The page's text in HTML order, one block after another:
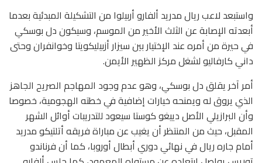
واستبعد لاعب ريال مدريد ألفارو أربيلوا من التشكيلة المبدئية بعدما
أبعدته الإصابة عن الثلث الأخير من الموسم، وسيكون دل بوسكي
في حيرة من أمره عند الإختيار بين سيزار أزبيليكويتا وخوانفران وحتى
داني كارفاليو لشغل مركز الظهير الأيمن.
أمر آخر يقلق دل بوسكي، وهو عدم وجود المهاجم الصريح الجاهز
الذي يروق له ويمنحه خيارات إضافية في خطته الهجومية، خصوصا
وأن البرازيلي الأصل دييغو كوستا سيعود للتدريبات أوائل الشهر
المقبل، حيث من المنتظر أن يغيب عن مباراة فريقه أتلتيكو مدريد
أمام جاره ريال في نهائي دوري أبطال أوروبا، كما أن فرناندو